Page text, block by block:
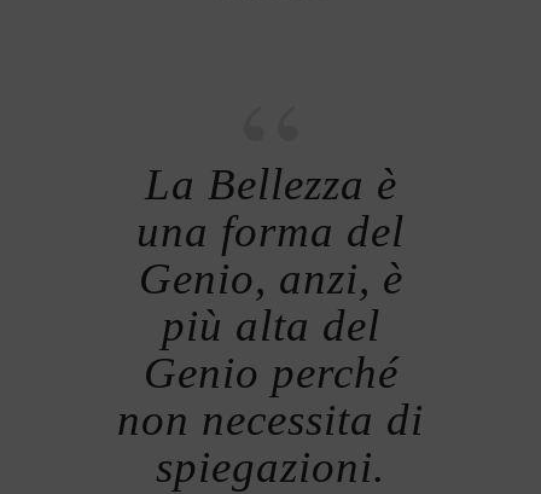
La Bellezza è
una forma del
Genio, anzi, è
più alta del
Genio perché
non necessita di
spiegazioni.